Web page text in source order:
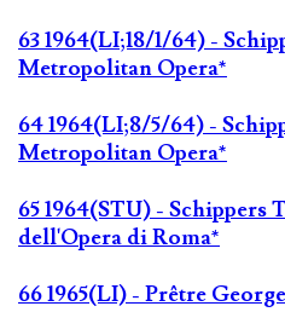
63 1964(LI;18/1/64) -
Metropolitan Opera*
64 1964(LI;8/5/64) -
Metropolitan Opera*
65 1964(STU) - Schippers
dell'Opera di Roma*
66 1965(LI) - Prêtre